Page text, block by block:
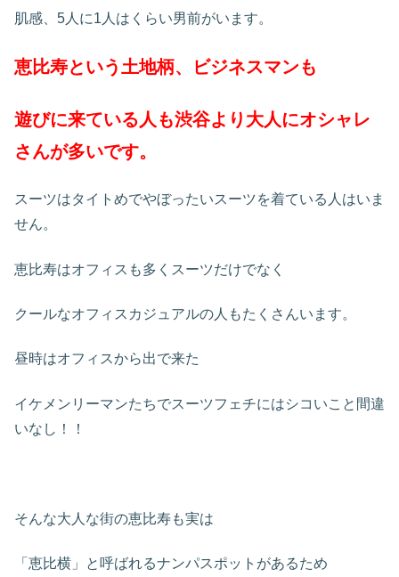
肌感、5人に1人はくらい男前がいます。
恵比寿という土地柄、ビジネスマンも
遊びに来ている人も渋谷より大人にオシャレ
さんが多いです。
スーツはタイトめでやぼったいスーツを着ている人はいま
せん。
恵比寿はオフィスも多くスーツだけでなく
クールなオフィスカジュアルの人もたくさんいます。
昼時はオフィスから出で来た
イケメンリーマンたちでスーツフェチにはシコいこと間違
いなし！！
そんな大人な街の恵比寿も実は
「恵比横」と呼ばれるナンパスポットがあるため